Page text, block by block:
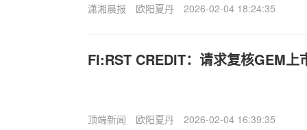
潇湘晨报 欧阳夏丹 2026-02-04 18:24:35
FI:RST CREDIT：请求复核GEM上
顶端新闻 欧阳夏丹 2026-02-04 16:39:35